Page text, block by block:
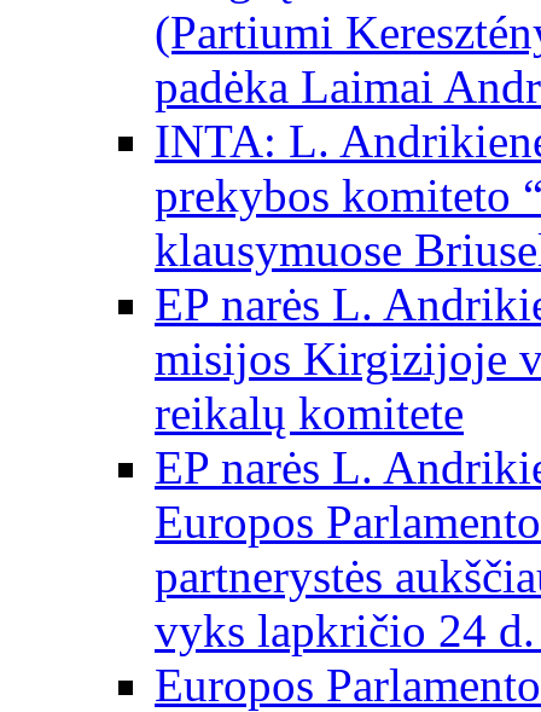
(Partiumi
padėka Laimai
INTA: L.
prekybos komiteto
klausymuose
EP narės L.
misijos Kirgizijoje
reikalų komitete
EP narės L.
Europos
partnerystės
vyks lapkričio 24
Europos